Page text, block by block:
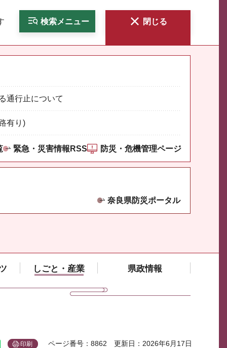
検索メニュー 閉じる
通行止について
有り)
緊急・災害情報RSS 防災・危機管理ページ
奈良県防災ポータル
しごと・産業 県政情報
印刷 ページ番号：8862 更新日：2026年6月17日